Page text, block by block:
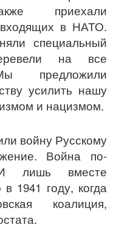
приехали
входящих в НАТО.
специальный
на все
предложили
усилить нашу
и нацизмом.
войну Русскому
Война по-
лишь вместе
1941 году, когда
коалиция,